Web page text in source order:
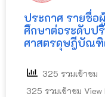
ประกาศ รายชื่อ
ศึกษาต่อระดับป
ศาสตรดุษฎีบัณ
325 รวมเข้าชม
325 รวมเข้าชม